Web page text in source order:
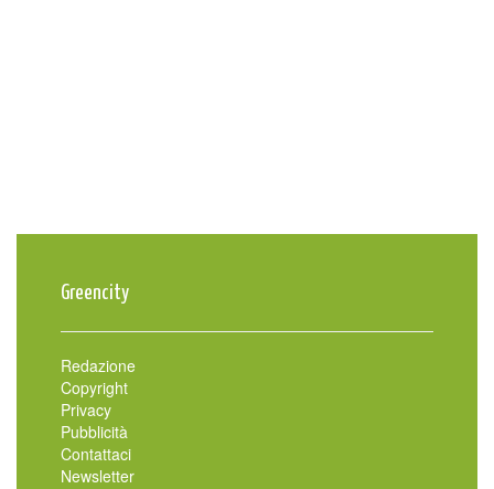
Greencity
Redazione
Copyright
Privacy
Pubblicità
Contattaci
Newsletter